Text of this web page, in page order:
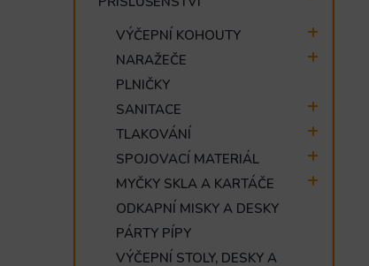
VÝČEPNÍ KOHOUTY
NARAŽEČE
PLNIČKY
SANITACE
TLAKOVÁNÍ
SPOJOVACÍ MATERIÁL
MYČKY SKLA A KARTÁČE
ODKAPNÍ MISKY A DESKY
PÁRTY PÍPY
VÝČEPNÍ STOLY, DESKY A